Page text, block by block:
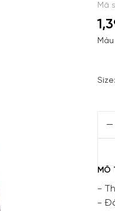
Mã
Size:
MÔ
-
-